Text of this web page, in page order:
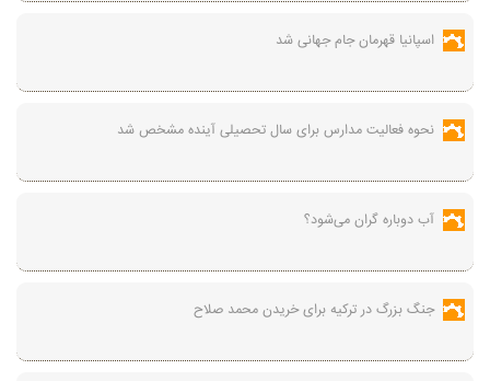
اسپانیا قهرمان جام جهانی شد
نحوه فعالیت مدارس برای سال تحصیلی آینده مشخص شد
آب دوباره گران می‌شود؟
جنگ بزرگ در ترکیه برای خریدن محمد صلاح